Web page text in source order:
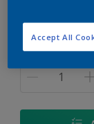
Cantidad
Accept All